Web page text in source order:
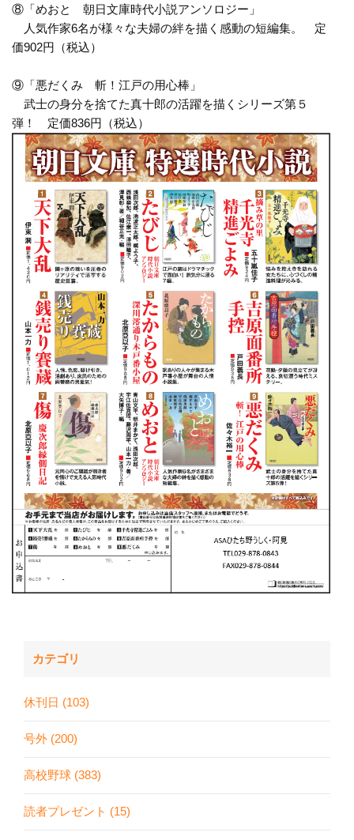
⑧「めおと 朝日文庫時代小説アンソロジー」
人気作家6名が様々な夫婦の絆を描く感動の短編集。 定
価902円（税込）
⑨「悪だくみ 斬！江戸の用心棒」
武士の身分を捨てた真十郎の活躍を描くシリーズ第５
弾！ 定価836円（税込）
カテゴリ
休刊日 (103)
号外 (200)
高校野球 (383)
読者プレゼント (15)